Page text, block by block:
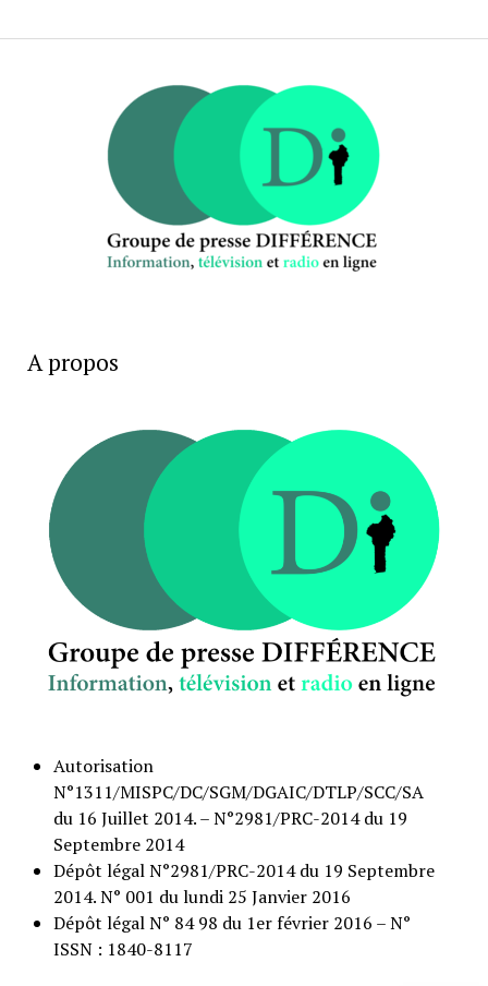
A propos
Autorisation
N°1311/MISPC/DC/SGM/DGAIC/DTLP/SCC/SA
du 16 Juillet 2014. – N°2981/PRC-2014 du 19
Septembre 2014
Dépôt légal N°2981/PRC-2014 du 19 Septembre
2014. N° 001 du lundi 25 Janvier 2016
Dépôt légal N° 84 98 du 1er février 2016 – N°
ISSN : 1840-8117